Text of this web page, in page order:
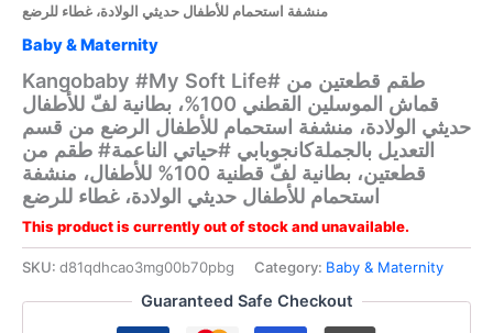
منشفة استحمام للأطفال حديثي الولادة، غطاء للرضع
Baby & Maternity
Kangobaby #My Soft Life# طقم قطعتين من
قماش الموسلين القطني 100%، بطانية لفّ للأطفال
حديثي الولادة، منشفة استحمام للأطفال الرضع من قسم
التعديل بالجملةكانجوبابي #حياتي الناعمة# طقم من
قطعتين، بطانية لفّ قطنية 100% للأطفال، منشفة
استحمام للأطفال حديثي الولادة، غطاء للرضع
This product is currently out of stock and unavailable.
SKU: d81qdhcao3mg00b70pbg Category: Baby & Maternity
Guaranteed Safe Checkout